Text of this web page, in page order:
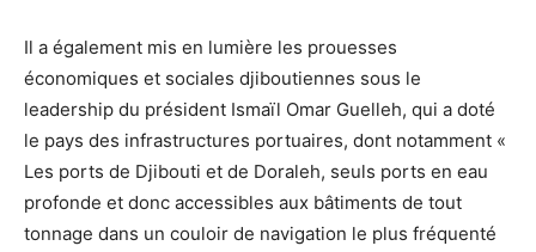
Il a également mis en lumière les prouesses
économiques et sociales djiboutiennes sous le
leadership du président Ismaïl Omar Guelleh, qui a doté
le pays des infrastructures portuaires, dont notamment «
Les ports de Djibouti et de Doraleh, seuls ports en eau
profonde et donc accessibles aux bâtiments de tout
tonnage dans un couloir de navigation le plus fréquenté